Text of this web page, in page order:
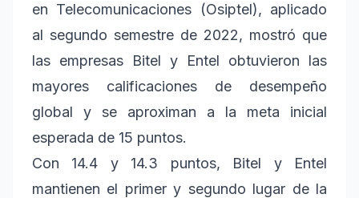
en Telecomunicaciones (Osiptel), aplicado
al segundo semestre de 2022, mostró que
las empresas Bitel y Entel obtuvieron las
mayores calificaciones de desempeño
global y se aproximan a la meta inicial
esperada de 15 puntos.
Con 14.4 y 14.3 puntos, Bitel y Entel
mantienen el primer y segundo lugar de la